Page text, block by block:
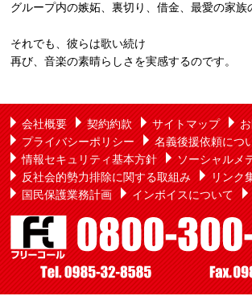
グループ内の嫉妬、裏切り、借金、最愛の家族
それでも、彼らは歌い続け
再び、音楽の素晴らしさを実感するのです。
会社概要 契約約款 サイトマップ
プライバシーポリシー
名義後援依頼につ
情報セキュリティ基本方針
ソーシャルメ
反社会的勢力排除に関する取組み
リンク
国民保護業務計画
インボイスについて